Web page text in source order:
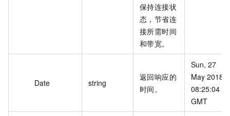
保持连接状
态，节省连
接所需时间
和带宽。
Date string
返回响应的
时间。
Sun, 27
May 2018
08:25:04
GMT